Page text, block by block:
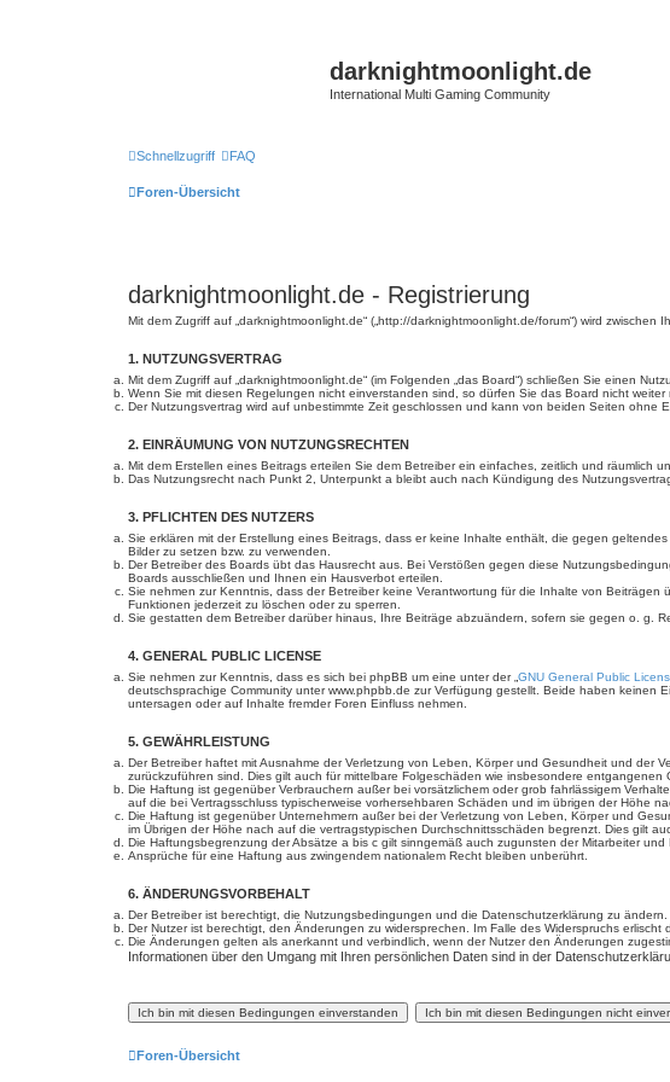
darknightmoonlight.de
International Multi Gaming Community
Schnellzugriff FAQ
Foren-Übersicht
darknightmoonlight.de - Registrierung
Mit dem Zugriff auf „darknightmoonlight.de“ („http://darknightmoonlight.de/forum“) wird
1. NUTZUNGSVERTRAG
Mit dem Zugriff auf „darknightmoonlight.de“ (im Folgenden „das Board“) schließen Sie einen
Wenn Sie mit diesen Regelungen nicht einverstanden sind, so dürfen Sie das Board nicht
Der Nutzungsvertrag wird auf unbestimmte Zeit geschlossen und kann von beiden Seiten ohne
2. EINRÄUMUNG VON NUTZUNGSRECHTEN
Mit dem Erstellen eines Beitrags erteilen Sie dem Betreiber ein einfaches, zeitlich und räumlich
Das Nutzungsrecht nach Punkt 2, Unterpunkt a bleibt auch nach Kündigung des
3. PFLICHTEN DES NUTZERS
Sie erklären mit der Erstellung eines Beitrags, dass er keine Inhalte enthält, die gegen
Bilder zu setzen bzw. zu verwenden.
Der Betreiber des Boards übt das Hausrecht aus. Bei Verstößen gegen diese
Boards ausschließen und Ihnen ein Hausverbot erteilen.
Sie nehmen zur Kenntnis, dass der Betreiber keine Verantwortung für die Inhalte von
Funktionen jederzeit zu löschen oder zu sperren.
Sie gestatten dem Betreiber darüber hinaus, Ihre Beiträge abzuändern, sofern sie gegen o. g.
4. GENERAL PUBLIC LICENSE
Sie nehmen zur Kenntnis, dass es sich bei phpBB um eine unter der „ GNU General Public
deutschsprachige Community unter www.phpbb.de zur Verfügung gestellt. Beide haben
untersagen oder auf Inhalte fremder Foren Einfluss nehmen.
5. GEWÄHRLEISTUNG
Der Betreiber haftet mit Ausnahme der Verletzung von Leben, Körper und Gesundheit und der
zurückzuführen sind. Dies gilt auch für mittelbare Folgeschäden wie insbesondere entgangenen
Die Haftung ist gegenüber Verbrauchern außer bei vorsätzlichem oder grob fahrlässigem
auf die bei Vertragsschluss typischerweise vorhersehbaren Schäden und im übrigen der Höhe
Die Haftung ist gegenüber Unternehmern außer bei der Verletzung von Leben, Körper und
im Übrigen der Höhe nach auf die vertragstypischen Durchschnittsschäden begrenzt. Dies gilt
Die Haftungsbegrenzung der Absätze a bis c gilt sinngemäß auch zugunsten der Mitarbeiter und
Ansprüche für eine Haftung aus zwingendem nationalem Recht bleiben unberührt.
6. ÄNDERUNGSVORBEHALT
Der Betreiber ist berechtigt, die Nutzungsbedingungen und die Datenschutzerklärung zu
Der Nutzer ist berechtigt, den Änderungen zu widersprechen. Im Falle des Widerspruchs
Die Änderungen gelten als anerkannt und verbindlich, wenn der Nutzer den Änderungen
Informationen über den Umgang mit Ihren persönlichen Daten sind in der
Foren-Übersicht